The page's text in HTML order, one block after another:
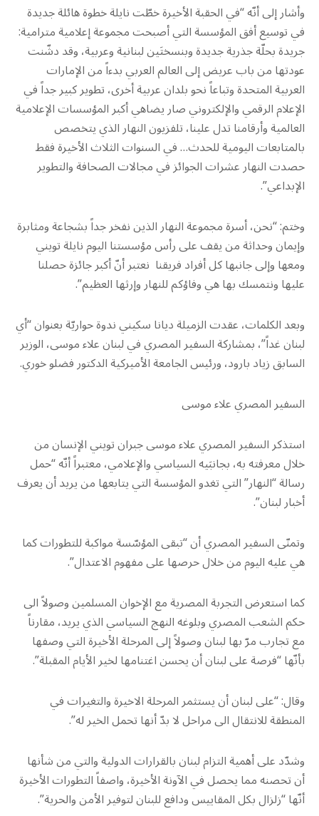
وأشار إلى أنّه “في الحقبة الأخيرة خطّت نايلة خطوة هائلة جديدة
في توسيع أفق المؤسسة التي أصبحت مجموعة إعلامية مترامية:
جريدة بحلّة جذرية جديدة وبنسختَين لبنانية وعربية، وقد دشّنت
عودتها من باب عريض إلى العالم العربي بدءاً من الإمارات
العربية المتحدة وتباعاً نحو بلدان عربية أخرى، تطوير كبير جداً في
الإعلام الرقمي والإلكتروني صار يضاهي أكبر المؤسسات الإعلامية
العالمية وأرقامنا تدل علينا، تلفزيون النهار الذي يتخصص
بالمتابعات اليومية للحدث… في السنوات الثلاث الأخيرة فقط
حصدت النهار عشرات الجوائز في مجالات الصحافة والتطوير
الإبداعي”.
وختم: “نحن، أسرة مجموعة النهار الذين نفخر جداً بشجاعة ومثابرة
وإيمان وحداثة من يقف على رأس مؤسستنا اليوم نايلة تويني
ومعها وإلى جانبها كل أفراد فريقنا نعتبر أنّ أكبر جائزة حصلنا
عليها ونتمسك بها هي وفاؤكم للنهار وإرثها العظيم”.
وبعد الكلمات، عقدت الزميلة ديانا سكيني ندوة حواريّة بعنوان “أي
لبنان غداً”، بمشاركة السفير المصري في لبنان علاء موسى، الوزير
السابق زياد بارود، ورئيس الجامعة الأميركية الدكتور فضلو خوري.
السفير المصري علاء موسى
استذكر السفير المصري علاء موسى جبران تويني الإنسان من
خلال معرفته به، بجانبَيه السياسي والإعلامي، معتبراً أنّه “حمل
رسالة “النهار” التي تغدو المؤسسة التي يتابعها من يريد أن يعرف
أخبار لبنان”.
وتمنّى السفير المصري أن “تبقى المؤسّسة مواكبة للتطورات كما
هي عليه اليوم من خلال حرصها على مفهوم الاعتدال”.
كما استعرض التجربة المصرية مع الإخوان المسلمين وصولاً الى
حكم الشعب المصري وبلوغه النهج السياسي الذي يريد، مقارناً
مع تجارب مرّ بها لبنان وصولاً إلى المرحلة الأخيرة التي وصفها
بأنّها “فرصة على لبنان أن يحسن اغتنامها لخير الأيام المقبلة”.
وقال: “على لبنان أن يستثمر المرحلة الاخيرة والتغيرات في
المنطقة للانتقال الى مراحل لا بدّ أنها تحمل الخير له”.
وشدّد على أهمية التزام لبنان بالقرارات الدولية والتي من شأنها
أن تحصنه مما يحصل في الآونة الأخيرة، واصفاً التطورات الأخيرة
أنّها “زلزال بكل المقاييس ودافع للبنان لتوفير الأمن والحرية”.